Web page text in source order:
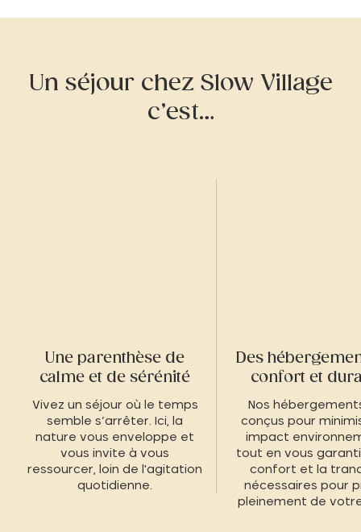
Un séjour chez Slow Village
c’est…
Une parenthèse de
calme et de sérénité
Vivez un séjour où le temps
semble s’arrêter. Ici, la
nature vous enveloppe et
vous invite à vous
ressourcer, loin de l'agitation
quotidienne.
Des
confort et
Nos
conçus pour
impact
tout en vous
confort et la
nécessaires pour
pleinement de